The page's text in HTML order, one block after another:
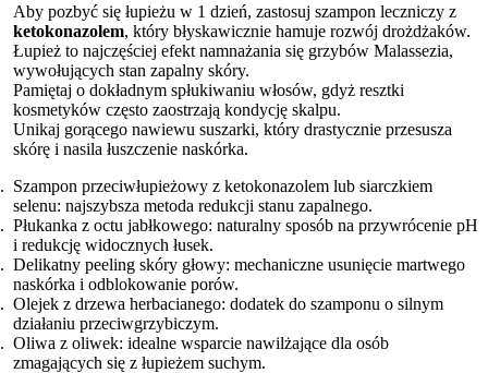
Aby pozbyć się łupieżu w 1 dzień, zastosuj szampon leczniczy z
ketokonazolem, który błyskawicznie hamuje rozwój drożdżaków.
Łupież to najczęściej efekt namnażania się grzybów Malassezia,
wywołujących stan zapalny skóry.
Pamiętaj o dokładnym spłukiwaniu włosów, gdyż resztki
kosmetyków często zaostrzają kondycję skalpu.
Unikaj gorącego nawiewu suszarki, który drastycznie przesusza
skórę i nasila łuszczenie naskórka.
Szampon przeciwłupieżowy z ketokonazolem lub siarczkiem
selenu: najszybsza metoda redukcji stanu zapalnego.
Płukanka z octu jabłkowego: naturalny sposób na przywrócenie pH
i redukcję widocznych łusek.
Delikatny peeling skóry głowy: mechaniczne usunięcie martwego
naskórka i odblokowanie porów.
Olejek z drzewa herbacianego: dodatek do szamponu o silnym
działaniu przeciwgrzybiczym.
Oliwa z oliwek: idealne wsparcie nawilżające dla osób
zmagających się z łupieżem suchym.